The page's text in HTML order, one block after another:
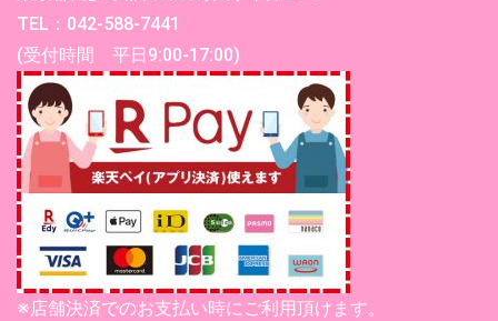
TEL：042-588-7441
(受付時間 平日9:00-17:00)
※店舗決済でのお支払い時にご利用頂けます。